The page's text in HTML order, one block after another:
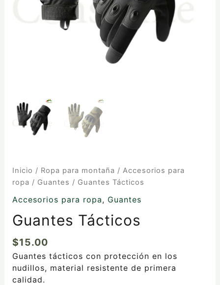
Inicio / Ropa para montaña / Accesorios para
ropa / Guantes / Guantes Tácticos
Accesorios para ropa, Guantes
Guantes Tácticos
$15.00
Guantes tácticos con protección en los
nudillos, material resistente de primera
calidad.